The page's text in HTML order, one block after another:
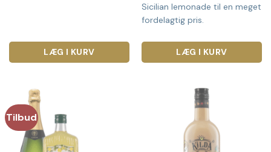
LÆG I KURV
Sicilian lemonade til en meget
fordelagtig pris.
LÆG I KURV
Tilbud